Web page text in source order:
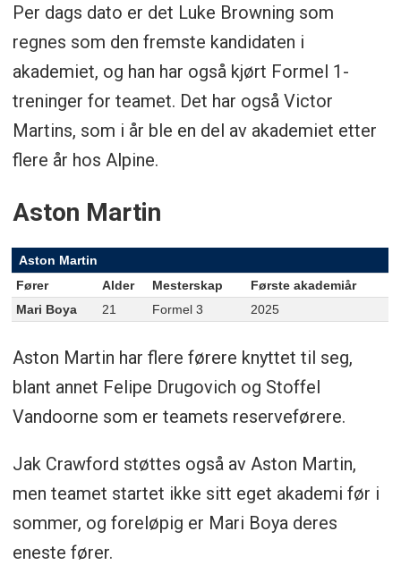
Per dags dato er det Luke Browning som
regnes som den fremste kandidaten i
akademiet, og han har også kjørt Formel 1-
treninger for teamet. Det har også Victor
Martins, som i år ble en del av akademiet etter
flere år hos Alpine.
Aston Martin
Aston Martin
Fører
Alder Mesterskap
Første akademiår
Mari Boya
21 Formel 3 2025
Aston Martin har flere førere knyttet til seg,
blant annet Felipe Drugovich og Stoffel
Vandoorne som er teamets reserveførere.
Jak Crawford støttes også av Aston Martin,
men teamet startet ikke sitt eget akademi før i
sommer, og foreløpig er Mari Boya deres
eneste fører.